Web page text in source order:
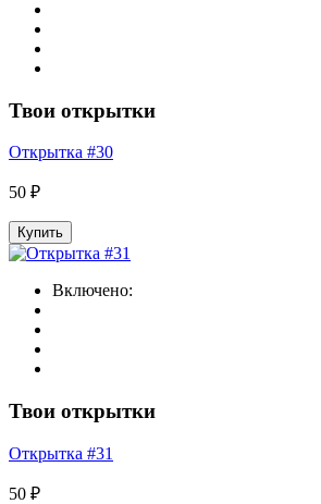
Твои открытки
Открытка #30
50 ₽
Купить
Включено:
Твои открытки
Открытка #31
50 ₽